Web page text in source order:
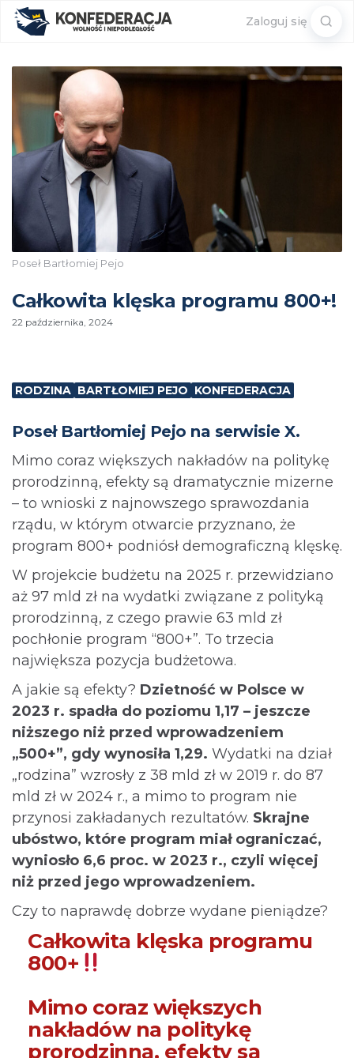
Zaloguj się
Poseł Bartłomiej Pejo
Całkowita klęska programu 800+!
22 października, 2024
RODZINA BARTŁOMIEJ PEJO KONFEDERACJA
Poseł Bartłomiej Pejo na serwisie X.
Mimo coraz większych nakładów na politykę
prorodzinną, efekty są dramatycznie mizerne
– to wnioski z najnowszego sprawozdania
rządu, w którym otwarcie przyznano, że
program 800+ podniósł demograficzną klęskę.
W projekcie budżetu na 2025 r. przewidziano
aż 97 mld zł na wydatki związane z polityką
prorodzinną, z czego prawie 63 mld zł
pochłonie program “800+”. To trzecia
największa pozycja budżetowa.
A jakie są efekty? Dzietność w Polsce w
2023 r. spadła do poziomu 1,17 – jeszcze
niższego niż przed wprowadzeniem
„500+”, gdy wynosiła 1,29. Wydatki na dział
„rodzina” wzrosły z 38 mld zł w 2019 r. do 87
mld zł w 2024 r., a mimo to program nie
przynosi zakładanych rezultatów. Skrajne
ubóstwo, które program miał ograniczać,
wyniosło 6,6 proc. w 2023 r., czyli więcej
niż przed jego wprowadzeniem.
Czy to naprawdę dobrze wydane pieniądze?
Całkowita klęska programu
800+
Mimo coraz większych
nakładów na politykę
prorodzinną, efekty są